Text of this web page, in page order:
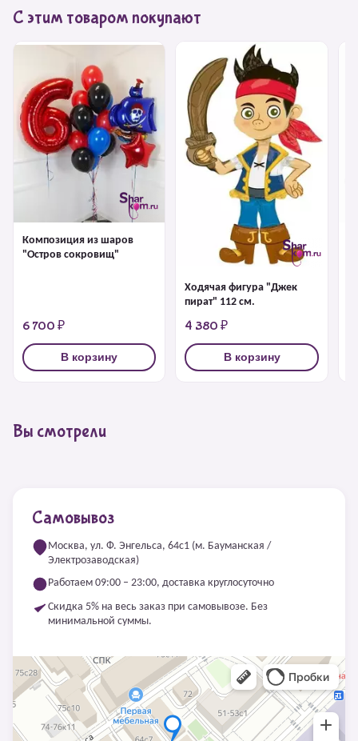
С этим товаром покупают
Композиция из шаров
"Остров сокровищ"
6 700 ₽
В корзину
Ходячая фигура "Джек
пират" 112 см.
4 380 ₽
В корзину
Вы смотрели
Самовывоз
Москва, ул. Ф. Энгельса, 64с1 (м. Бауманская /
Электрозаводская)
Работаем 09:00 – 23:00, доставка круглосуточно
Скидка 5% на весь заказ при самовывозе. Без
минимальной суммы.